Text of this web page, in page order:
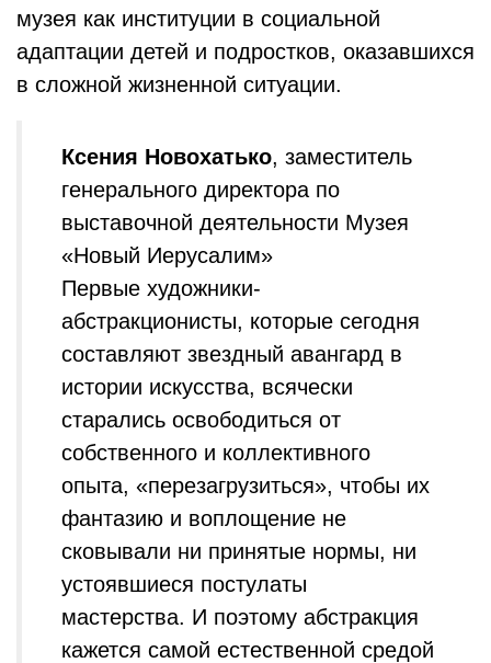
музея как институции в социальной
адаптации детей и подростков, оказавшихся
в сложной жизненной ситуации.
Ксения Новохатько, заместитель
генерального директора по
выставочной деятельности Музея
«Новый Иерусалим»
Первые художники-
абстракционисты, которые сегодня
составляют звездный авангард в
истории искусства, всячески
старались освободиться от
собственного и коллективного
опыта, «перезагрузиться», чтобы их
фантазию и воплощение не
сковывали ни принятые нормы, ни
устоявшиеся постулаты
мастерства. И поэтому абстракция
кажется самой естественной средой